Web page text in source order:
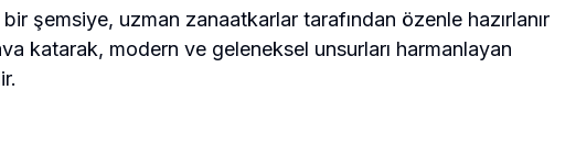
şemsiye, uzman zanaatkarlar tarafından özenle hazırlanır
katarak, modern ve geleneksel unsurları harmanlayan